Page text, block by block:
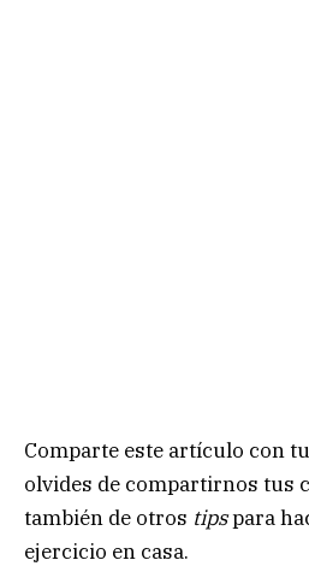
Comparte este artículo con
olvides de compartirnos tus
también de otros tipspara
ejercicio en casa.